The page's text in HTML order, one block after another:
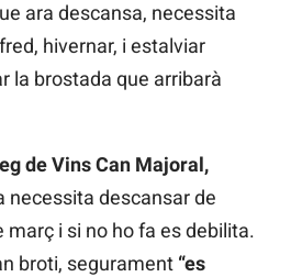
ara descansa, necessita
hivernar, i estalviar
la brostada que arribarà
de Vins Can Majoral,
necessita descansar de
i si no ho fa es debilita.
broti, segurament “es